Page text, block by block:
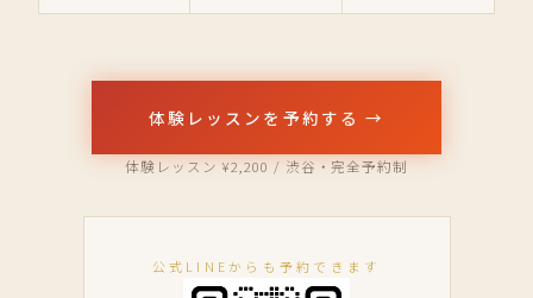
体験レッスンを予約する →
体験レッスン ¥2,200 / 渋谷・完全予約制
公式LINEからも予約できます